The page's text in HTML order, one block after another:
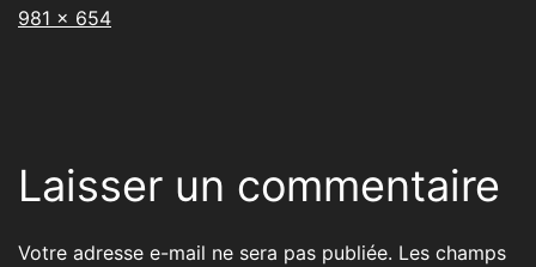
Taille
981 × 654
Laisser un commentaire
Votre adresse e-mail ne sera pas publiée. Les champs